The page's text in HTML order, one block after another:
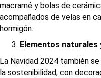
macramé y bolas de
acompañados de velas en
hormigón.
Elementos naturales
La Navidad 2024 también
la sostenibilidad, con